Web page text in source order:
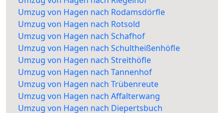
Umzug von Hagen nach Rodamsdörfle
Umzug von Hagen nach Rotsold
Umzug von Hagen nach Schafhof
Umzug von Hagen nach Schultheißenhöfle
Umzug von Hagen nach Streithöfle
Umzug von Hagen nach Tannenhof
Umzug von Hagen nach Trübenreute
Umzug von Hagen nach Affalterwang
Umzug von Hagen nach Diepertsbuch